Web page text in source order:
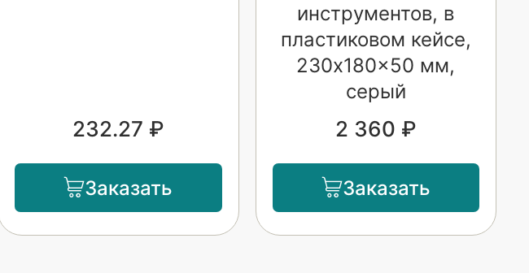
232.27 ₽
Заказать
инструментов, в
пластиковом кейсе,
230x180x50 мм,
серый
2 360 ₽
Заказать